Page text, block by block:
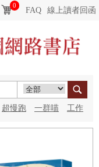
0
FAQ 線上讀者回函
超慢跑 一群喵 工作